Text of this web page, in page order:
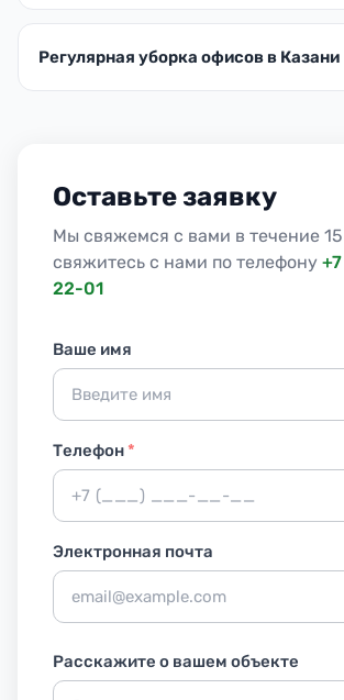
Регулярная уборка офисов в Казани
Оставьте заявку
Мы свяжемся с вами в течение
свяжитесь с нами по телефону
22-01
Ваше имя
Телефон*
Электронная почта
Расскажите о вашем объекте